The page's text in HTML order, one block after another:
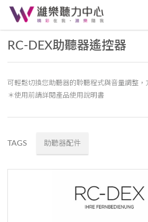
RC-DEX助聽器遙控器
可輕鬆切換您助聽器的聆聽程式與音量調整，
＊使用前請詳閱產品使用說明書
TAGS 助聽器配件